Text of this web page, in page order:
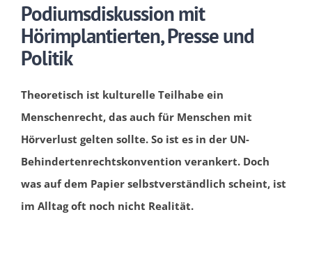
Podiumsdiskussion mit
Hörimplantierten, Presse und
Politik
Theoretisch ist kulturelle Teilhabe ein
Menschenrecht, das auch für Menschen mit
Hörverlust gelten sollte. So ist es in der UN-
Behindertenrechtskonvention verankert. Doch
was auf dem Papier selbstverständlich scheint, ist
im Alltag oft noch nicht Realität.